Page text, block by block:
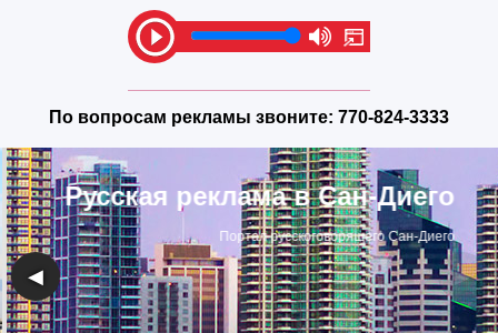
По вопросам рекламы звоните: 770-824-3333
Русская реклама в Сан-Диего
Портал русскоговорящего Сан-Диего
◀ ▶